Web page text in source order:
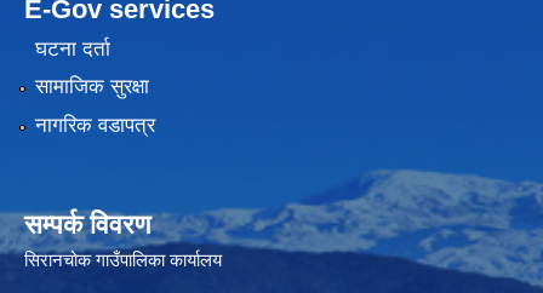
E-Gov services
घटना दर्ता
सामाजिक सुरक्षा
नागरिक वडापत्र
सम्पर्क विवरण
सिरानचोक गाउँपालिका कार्यालय